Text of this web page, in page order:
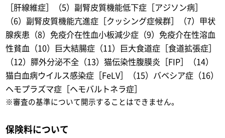
［肝線維症］（5）副腎皮質機能低下症［アジソン病］
（6）副腎皮質機能亢進症［クッシング症候群］（7）甲状
腺疾患（8）免疫介在性血小板減少症（9）免疫介在性溶血
性貧血（10）巨大結腸症（11）巨大食道症［食道拡張症］
（12）膵外分泌不全（13）猫伝染性腹膜炎［FIP］（14）
猫白血病ウイルス感染症［FeLV］（15）バベシア症（16）
ヘモプラズマ症［ヘモバルトネラ症］
※審査の基準について開示することはできません。
保険料について